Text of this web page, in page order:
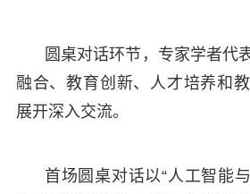
圆桌对话环节，专家学者代
融合、教育创新、人才培养和
展开深入交流。
首场圆桌对话以“人工智